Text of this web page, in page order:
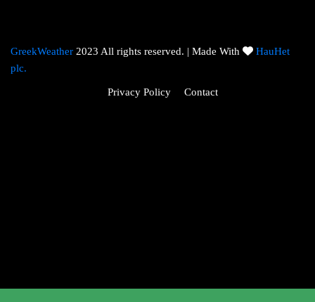
GreekWeather 2023 All rights reserved. | Made With
HauHet
plc.
Privacy Policy Contact